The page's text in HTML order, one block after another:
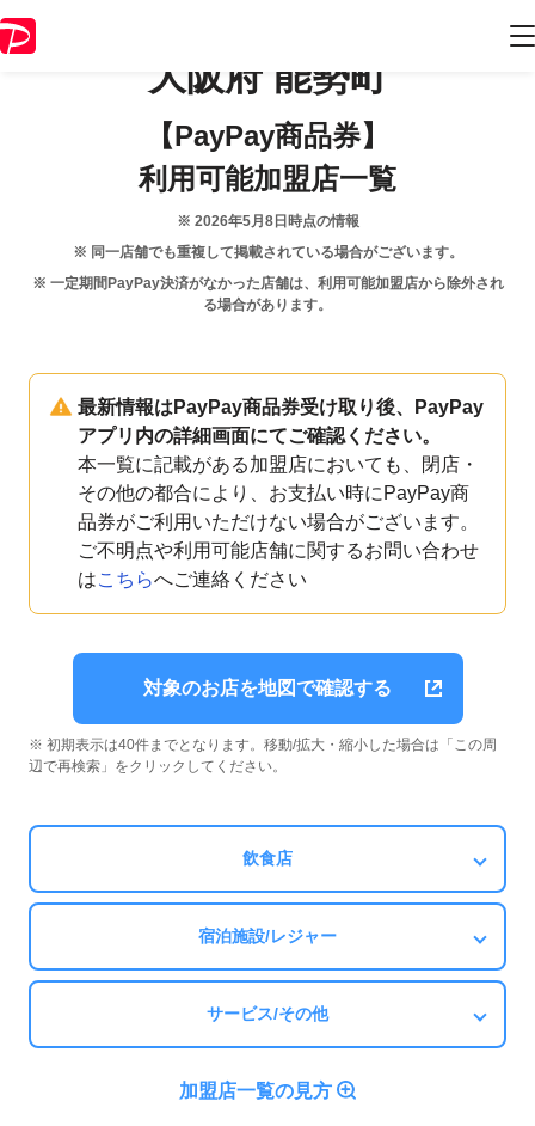
大阪府 能勢町
【PayPay商品券】
利用可能加盟店一覧
※ 2026年5月8日 時点の情報
※ 同一店舗でも重複して掲載されている場合がございます。
※ 一定期間PayPay決済がなかった店舗は、利用可能加盟店から除外され
る場合があります。
最新情報はPayPay商品券受け取り後、PayPay
アプリ内の詳細画面にてご確認ください。
本一覧に記載がある加盟店においても、閉店・
その他の都合により、お支払い時にPayPay商
品券がご利用いただけない場合がございます。
ご不明点や利用可能店舗に関するお問い合わせ
はこちらへご連絡ください
対象のお店を地図で確認する
※ 初期表示は40件までとなります。移動/拡大・縮小した場合は「この周
辺で再検索」をクリックしてください。
飲食店
宿泊施設/レジャー
サービス/その他
加盟店一覧の見方